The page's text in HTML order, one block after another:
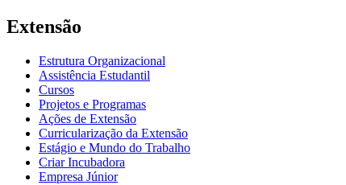
Extensão
Estrutura Organizacional
Assistência Estudantil
Cursos
Projetos e Programas
Ações de Extensão
Curricularização da Extensão
Estágio e Mundo do Trabalho
Criar Incubadora
Empresa Júnior